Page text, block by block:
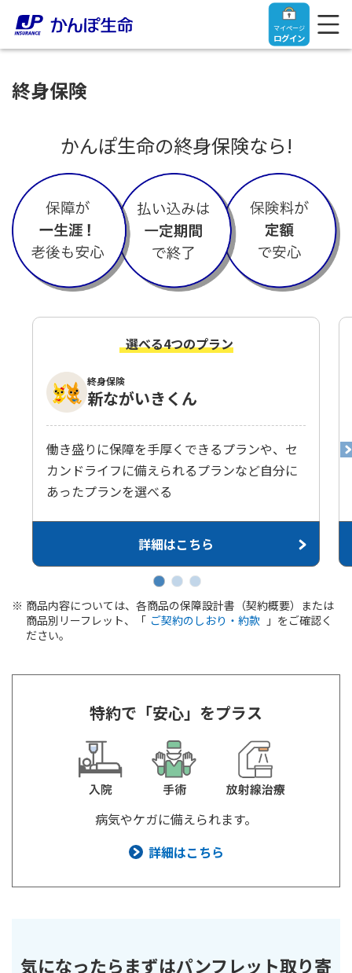
マイページ
ログイン
トップ
ご契約者さま
ご契約者さま
マイページログイン
お手続き一覧
きっかけ・できごとから探す
マイページでできること
ログイン
ご契約内容の確認
お客さまに関する情報等の確認の取り組み
かんぽプラチナライフサービス
お問い合わせ
保険をご検討中のお客さま
保険をご検討中のお客さま
終身保険
養老保険
定期保険
学資保険
長寿支援保険
保険の探し方のポイント
これからのライフイベントでかかる費用とは？
ご契約手続きの流れ
法人のお客さま
法人のお客さま向け商品一覧
目的から探す
お役立ち情報
かんぽ生命の団体取扱い
法人向け資料請求
かんぽのLifeサポートナビ
保険
子育て
ライフプラン
かんぽアプリ～かんぽの健康と安心を手のひらに～
かんぽ生命について
かんぽ生命について
ご挨拶
経営理念・経営戦略
会社概要
財務情報
株主・投資家のみなさまへ
採用情報
かんぽブランド
かんぽ生命のサステナビリティ
よくあるご質問
お問い合わせ
サステナビリティ
株主・投資家のみなさまへ
採用情報
終身保険
かんぽ生命の終身保険なら!
選べる4つのプラン
終身保険
新ながいきくん
働き盛りに保障を手厚くできるプランや、セ
カンドライフに備えられるプランなど自分に
あったプランを選べる
詳細はこちら
商品内容については、各商品の保障設計書（契約概要）または
商品別リーフレット、「 ご契約のしおり・約款 」をご確認く
ださい。
特約で「安心」をプラス
病気やケガに備えられます。
詳細はこちら
気になったらまずはパンフレット取り寄